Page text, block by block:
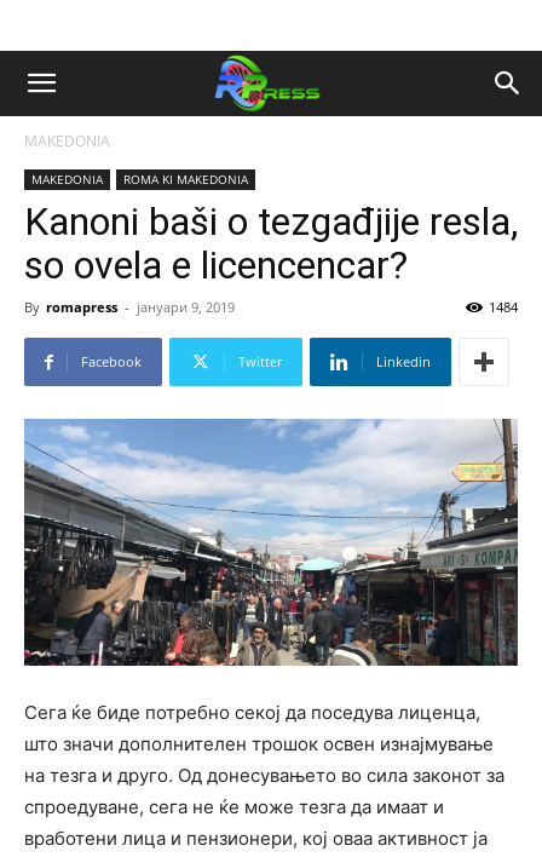
MAKEDONIA
MAKEDONIA ROMA KI MAKEDONIA
Kanoni baši o tezgađjije resla,
so ovela e licencencar?
By romapress - јануари 9, 2019 1484
Facebook Twitter Linkedin
Сега ќе биде потребно секој да поседува лиценца,
што значи дополнителен трошок освен изнајмување
на тезга и друго. Од донесувањето во сила законот за
спроедуване, сега не ќе може тезга да имаат и
вработени лица и пензионери, кој оваа активност ја